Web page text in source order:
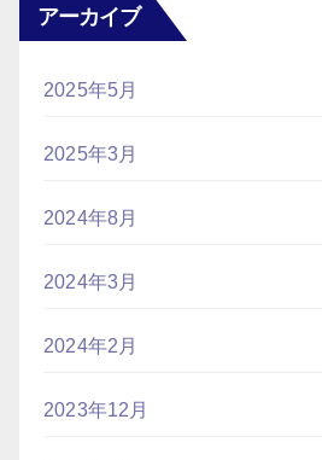
アーカイブ
2025年5月
2025年3月
2024年8月
2024年3月
2024年2月
2023年12月